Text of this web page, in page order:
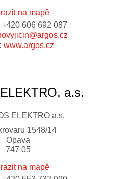
na mapě
+420 606 692 087
www.argos.cz
a.s.
1548/14
Opava
747 05
na mapě